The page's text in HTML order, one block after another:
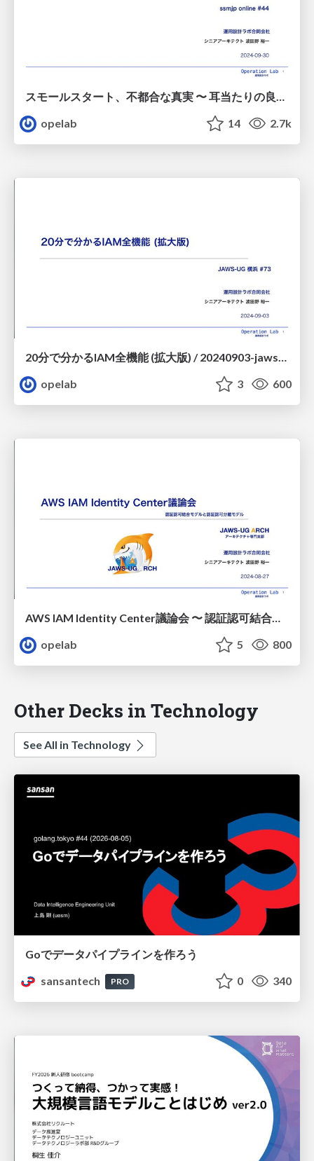
opelab
14 2.7k
20分で分かるIAM全機能 (拡大版) / 20240903-jawsug-yokohama-iam
opelab
3 600
AWS IAM Identity Center議論会 〜 認証認可結合モデルと認証認可分離モデル / 20240827-jawsug-arch-iam_identity_center
opelab
5 800
Other Decks in Technology
See All in Technology
Goでデータパイプラインを作ろう
sansantech
PRO 0 340